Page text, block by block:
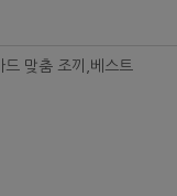
맞춤 조끼,베스트